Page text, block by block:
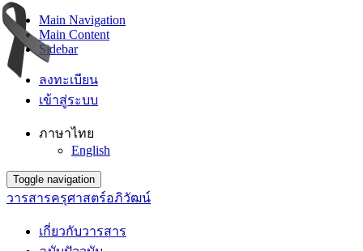
Main Navigation
Main Content
Sidebar
ลงทะเบียน
เข้าสู่ระบบ
ภาษาไทย
English
Toggle navigation
วารสารครุศาสตร์อภิวัฒน์
เกี่ยวกับวารสาร